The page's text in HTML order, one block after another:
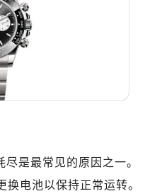
是最常见的原因之一。
电池以保持正常运转。